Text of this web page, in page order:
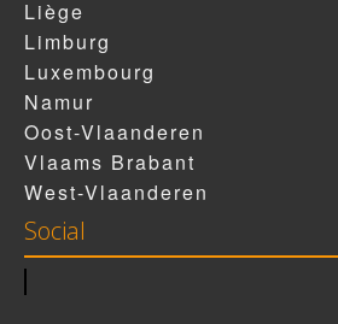
Liège
Limburg
Luxembourg
Namur
Oost-Vlaanderen
Vlaams Brabant
West-Vlaanderen
Social